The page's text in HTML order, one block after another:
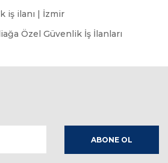
iş ilanı | İzmir
Özel Güvenlik İş İlanları